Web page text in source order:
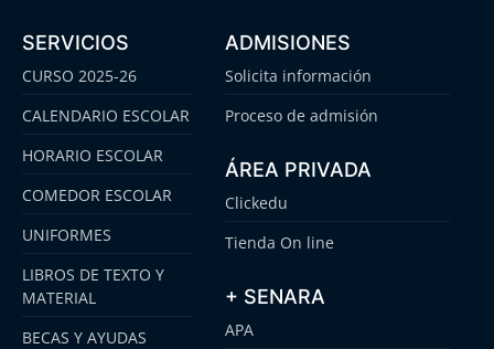
SERVICIOS
CURSO 2025-26
CALENDARIO ESCOLAR
HORARIO ESCOLAR
COMEDOR ESCOLAR
UNIFORMES
LIBROS DE TEXTO Y
MATERIAL
BECAS Y AYUDAS
ADMISIONES
Solicita información
Proceso de admisión
ÁREA PRIVADA
Clickedu
Tienda On line
+ SENARA
APA